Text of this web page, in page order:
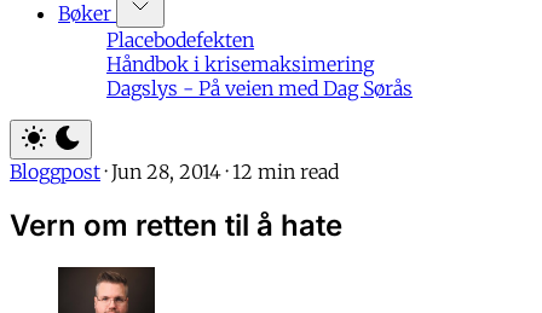
Bøker
Placebodefekten
Håndbok i krisemaksimering
Dagslys - På veien med Dag Sørås
Bloggpost · Jun 28, 2014 · 12 min read
Vern om retten til å hate